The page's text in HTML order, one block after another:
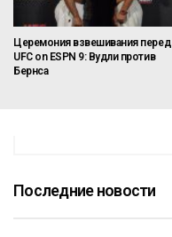
Церемония взвешивания перед
UFC on ESPN 9: Вудли против
Бернса
Последние новости